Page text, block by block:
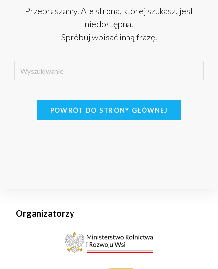
Przepraszamy. Ale strona, której szukasz, jest
niedostępna.
Spróbuj wpisać inną frazę.
POWRÓT DO STRONY GŁÓWNEJ
Organizatorzy